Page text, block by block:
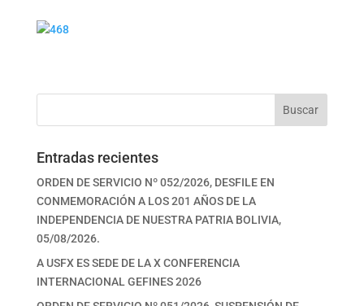
Buscar
Entradas recientes
ORDEN DE SERVICIO Nº 052/2026, DESFILE EN
CONMEMORACIÓN A LOS 201 AÑOS DE LA
INDEPENDENCIA DE NUESTRA PATRIA BOLIVIA,
05/08/2026.
A USFX ES SEDE DE LA X CONFERENCIA
INTERNACIONAL GEFINES 2026